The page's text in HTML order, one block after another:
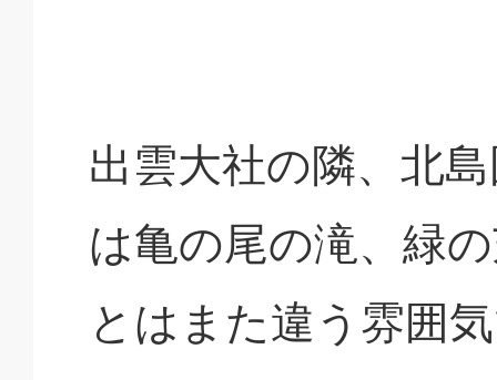
出雲大社の隣、北
は亀の尾の滝、緑
とはまた違う雰囲